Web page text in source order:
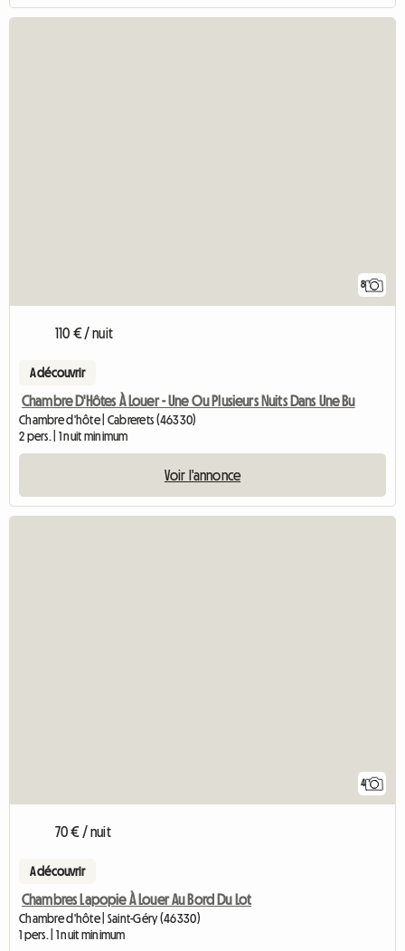
8
110 € / nuit
A découvrir
Chambre D'Hôtes À Louer - Une Ou Plusieurs Nuits Dans Une Bu
Chambre d'hôte | Cabrerets (46330)
2 pers. | 1 nuit minimum
Voir l'annonce
4
70 € / nuit
A découvrir
Chambres Lapopie À Louer Au Bord Du Lot
Chambre d'hôte | Saint-Géry (46330)
1 pers. | 1 nuit minimum